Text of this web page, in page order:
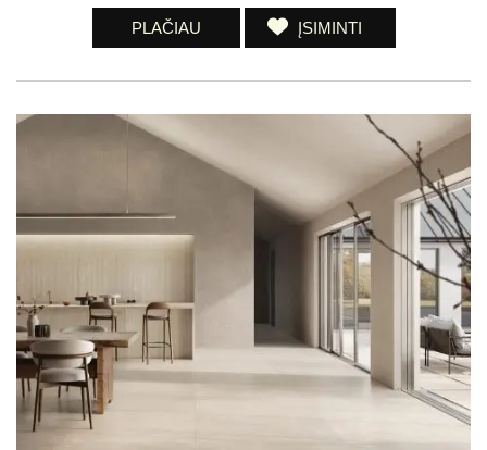
PLAČIAU ĮSIMINTI